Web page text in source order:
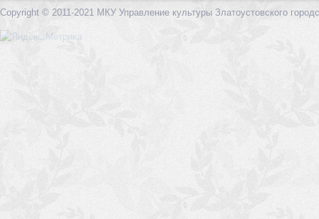
Copyright © 2011-2021 МКУ Управление культуры Златоустовского